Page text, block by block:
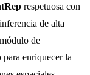
respetuosa con
de alta
de
enriquecer la